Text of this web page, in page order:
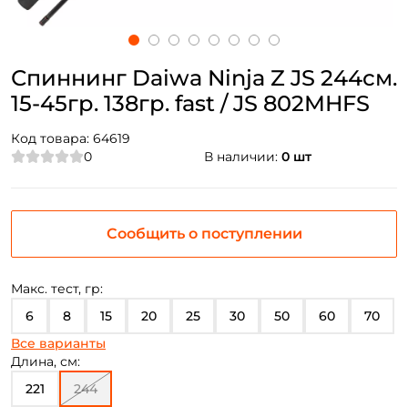
Спиннинг Daiwa Ninja Z JS 244см.
15-45гр. 138гр. fast / JS 802MHFS
Код товара: 64619
0
В наличии: 0 шт
Макс. тест, гр:
6
8 15 20 25 30 50 60 70
80 100
Все варианты
Длина, см:
221
244
Сообщить о поступлении